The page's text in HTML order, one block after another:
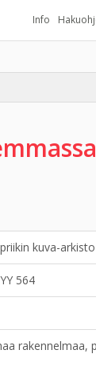
Info
kuva-arkisto
564
rakennelmaa,